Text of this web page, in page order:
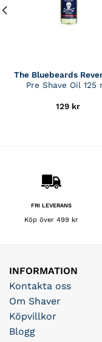
The Bluebeards
Pre Shave Oil 125
129 kr
FRI LEVERANS
Köp över 499 kr
INFORMATION
Kontakta oss
Om Shaver
Köpvillkor
Blogg